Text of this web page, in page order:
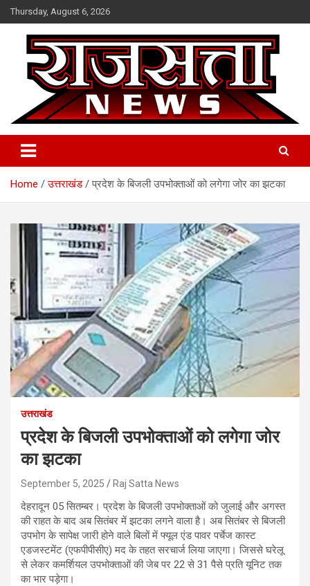
Skip
to
content
Thursday, August 6, 2026
Raj Satta News
Home उत्तराखंड प्रदेश के बिजली उपभोक्ताओं को लगेगा जोर का झटका
उत्तराखंड
प्रदेश के बिजली उपभोक्ताओं को लगेगा जोर
का झटका
September 5, 2025 Raj Satta News
देहरादून 05 सितम्बर। प्रदेश के बिजली उपभोक्ताओं को जुलाई और अगस्त
की राहत के बाद अब सितंबर में झटका लगने वाला है। अब सितंबर से बिजली
उपभोग के सापेक्ष जारी होने वाले बिलों में फ्यूल एंड पावर पर्चेज कास्ट
एडजस्टमेंट (एफपीपीसीए) मद के तहत सरचार्ज लिया जाएगा। जिससे घरेलू
से लेकर कमर्शियल उपभोक्ताओं की जेब पर 22 से 31 पैसे प्रति यूनिट तक
का भार पड़ेगा।